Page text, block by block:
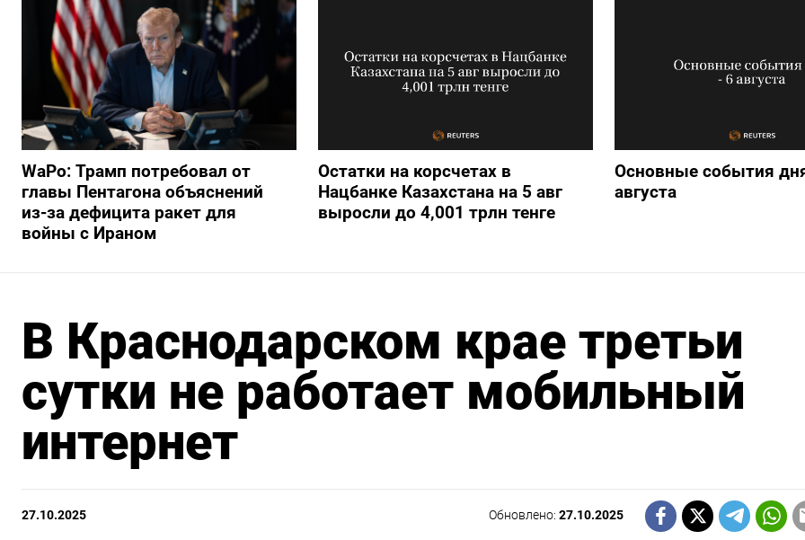
WaPo: Трамп потребовал от
главы Пентагона объяснений
из-за дефицита ракет для
войны с Ираном
Остатки на корсчетах в
Нацбанке Казахстана на 5 авг
выросли до 4,001 трлн тенге
Основные события
августа
В Краснодарском крае третьи
сутки не работает мобильный
интернет
27.10.2025 Обновлено:27.10.2025